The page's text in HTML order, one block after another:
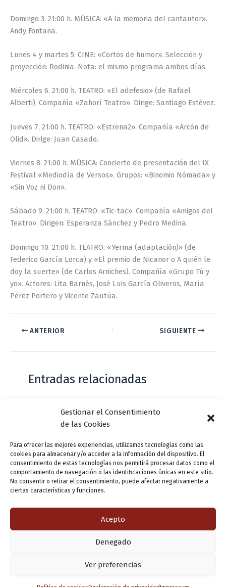
Gestionar el Consentimiento
de las Cookies
Para ofrecer las mejores experiencias, utilizamos tecnologías como las
cookies para almacenar y/o acceder a la información del dispositivo. El
consentimiento de estas tecnologías nos permitirá procesar datos como el
comportamiento de navegación o las identificaciones únicas en este sitio.
No consentir o retirar el consentimiento, puede afectar negativamente a
ciertas características y funciones.
Acepto
Denegado
Ver preferencias
Domingo 3. 21:00 h. MÚSICA: «A la memoria del cantautor».
Andy Fontana.
Lunes 4 y martes 5: CINE: «Cortos de humor». Selección y
proyección: Rodinia. Nota: el mismo programa ambos días.
Miércoles 6. 21:00 h. TEATRO: «El adefesio» (de Rafael
Alberti). Compañía «Zahorí Teatro». Dirige: Santiago Estévez.
Jueves 7. 21:00 h. TEATRO: «Estrena2». Compañía «Arcón de
Olid». Dirige: Juan Casado.
Viernes 8. 21:00 h. MÚSICA: Concierto de presentación del IX
Festival «Mediodía de Versos». Grupos: «Binomio Nómada» y
«Sin Voz ni Don».
Sábado 9. 21:00 h. TEATRO: «Tic-tac». Compañía «Amigos del
Teatro». Dirigen: Esperanza Sánchez y Pedro Medina.
Domingo 10. 21:00 h. TEATRO: «Yerma (adaptación)» (de
Federico García Lorca) y «El premio de Nicanor o A quién le
doy la suerte» (de Carlos Arniches). Compañía «Grupo Tú y
yo». Actores: Lita Barnés, José Luis García Oliveros, María
Pérez Portero y Vicente Zautúa.
ANTERIOR SIGUIENTE
Entradas relacionadas
Casa de Zorrilla conmemorarán el 168
aniversario del estreno de Don Juan
Tenorio
Deja un comentario /Actualidad/ PorVLLensutinta
¿De dónde “lo de Pucela”?
Actualidad / Por
Copyright © 2026 Valladolid en su titna